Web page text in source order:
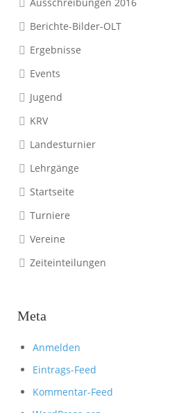
Berichte-Bilder-OLT
Ergebnisse
Events
Jugend
KRV
Landesturnier
Lehrgänge
Startseite
Turniere
Vereine
Zeiteinteilungen
Meta
Anmelden
Eintrags-Feed
Kommentar-Feed